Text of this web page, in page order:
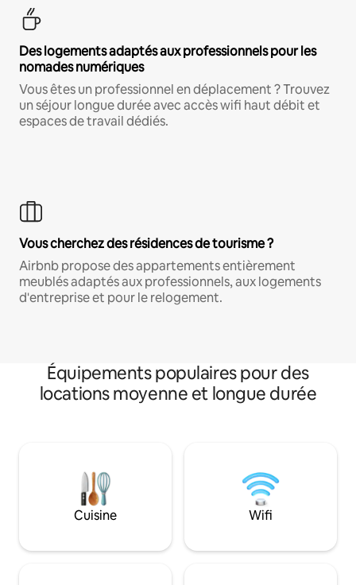
Des logements adaptés aux professionnels pour les
nomades numériques
Vous êtes un professionnel en déplacement ? Trouvez
un séjour longue durée avec accès wifi haut débit et
espaces de travail dédiés.
Vous cherchez des résidences de tourisme ?
Airbnb propose des appartements entièrement
meublés adaptés aux professionnels, aux logements
d'entreprise et pour le relogement.
Équipements populaires pour des
locations moyenne et longue durée
Cuisine Wifi